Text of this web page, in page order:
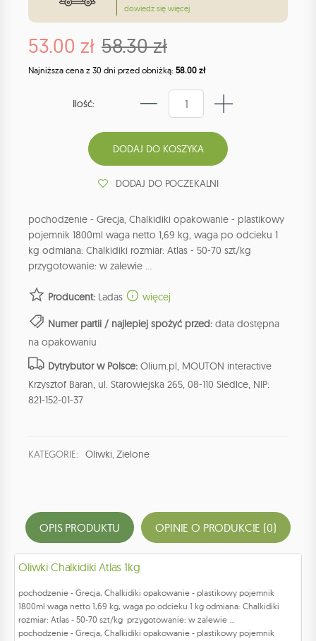
dowiedz się więcej
53.00 zł 58.30 zł
Najniższa cena z 30 dni przed obniżką: 58.00 zł
Ilość:
DODAJ DO POCZEKALNI
pochodzenie - Grecja, Chalkidiki opakowanie - plastikowy
pojemnik 1800ml waga netto 1,69 kg, waga po odcieku 1
kg odmiana: Chalkidiki rozmiar: Atlas - 50-70 szt/kg
przygotowanie: w zalewie ...
Producent: Ladas więcej
Numer partii / najlepiej spożyć przed: data dostępna
na opakowaniu
Dytrybutor w Polsce: Olium.pl, MOUTON interactive
Krzysztof Baran, ul. Starowiejska 265, 08-110 Siedlce, NIP:
821-152-01-37
KATEGORIE: Oliwki,Zielone
OPIS PRODUKTU OPINIE O PRODUKCIE (0)
Oliwki Chalkidiki Atlas 1kg
pochodzenie - Grecja, Chalkidiki opakowanie - plastikowy pojemnik
1800ml waga netto 1,69 kg, waga po odcieku 1 kg odmiana: Chalkidiki
rozmiar: Atlas - 50-70 szt/kg przygotowanie: w zalewie ...
pochodzenie - Grecja, Chalkidiki opakowanie - plastikowy pojemnik